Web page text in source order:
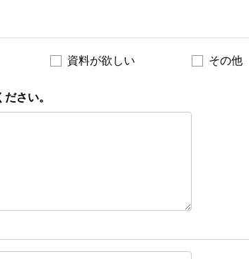
資料が欲しい その他
さい。